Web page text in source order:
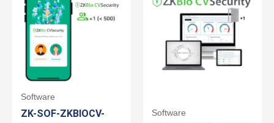
Software
ZK-SOF-ZKBIOCV-
Software